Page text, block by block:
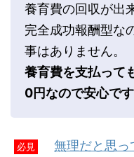
養育費の回収が出
完全成功報酬型な
事はありません。
養育費を支払って
0円なので安心です
必見
無理だと思っ